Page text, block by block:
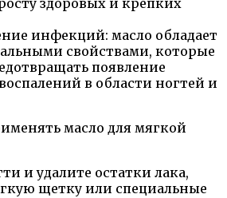
здоровых и крепких
инфекций: масло обладает
свойствами, которые
появление
в области ногтей и
масло для мягкой
и удалите остатки лака,
щетку или специальные